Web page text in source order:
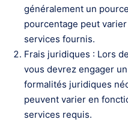
généralement un
pourcentage peut
services fournis.
Frais juridiques : Lors
vous devrez engager
formalités juridiques
peuvent varier en
services requis.